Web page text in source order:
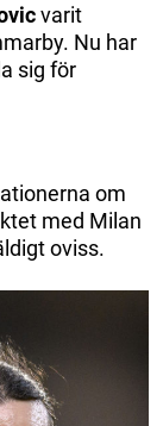
varit
Nu har
sig för
om
med Milan
oviss.